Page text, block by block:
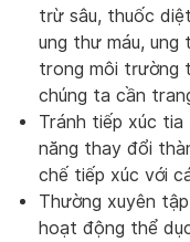
trừ sâu, thuốc
ung thư máu, ung
trong môi trường
chúng ta cần
Tránh tiếp xúc
năng thay đổi
chế tiếp xúc với
Thường xuyên
hoạt động thể